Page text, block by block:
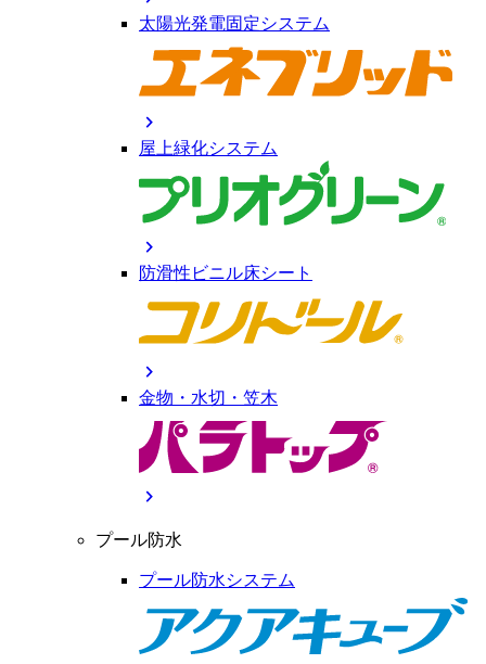
太陽光発電固定システム
chevron_right
屋上緑化システム
chevron_right
防滑性ビニル床シート
chevron_right
金物・水切・笠木
chevron_right
プール防水
プール防水システム